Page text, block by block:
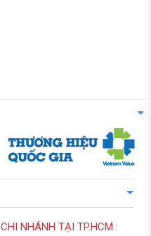
CHI NHÁNH TẠI TP.HCM :